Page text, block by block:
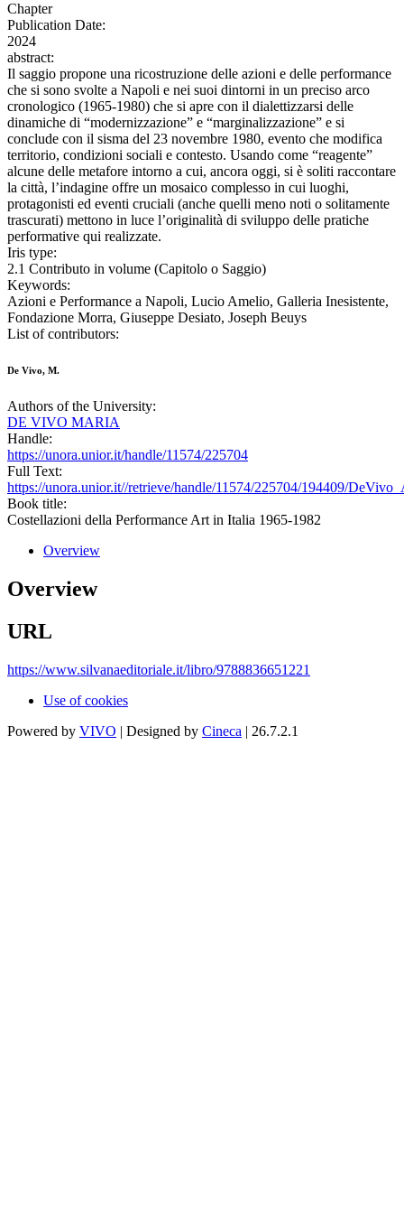
Chapter
Publication Date:
2024
abstract:
Il saggio propone una ricostruzione delle azioni e delle performance
che si sono svolte a Napoli e nei suoi dintorni in un preciso arco
cronologico (1965-1980) che si apre con il dialettizzarsi delle
dinamiche di “modernizzazione” e “marginalizzazione” e si
conclude con il sisma del 23 novembre 1980, evento che modifica
territorio, condizioni sociali e contesto. Usando come “reagente”
alcune delle metafore intorno a cui, ancora oggi, si è soliti raccontare
la città, l’indagine offre un mosaico complesso in cui luoghi,
protagonisti ed eventi cruciali (anche quelli meno noti o solitamente
trascurati) mettono in luce l’originalità di sviluppo delle pratiche
performative qui realizzate.
Iris type:
2.1 Contributo in volume (Capitolo o Saggio)
Keywords:
Azioni e Performance a Napoli, Lucio Amelio, Galleria Inesistente,
Fondazione Morra, Giuseppe Desiato, Joseph Beuys
List of contributors:
De Vivo, M.
Authors of the University:
DE VIVO MARIA
Handle:
https://unora.unior.it/handle/11574/225704
Full Text:
https://unora.unior.it//retrieve/handle/11574/225704/194409/
Book title:
Costellazioni della Performance Art in Italia 1965-1982
Overview
Overview
URL
https://www.silvanaeditoriale.it/libro/9788836651221
Use of cookies
Powered by VIVO | Designed by Cineca | 26.7.2.1